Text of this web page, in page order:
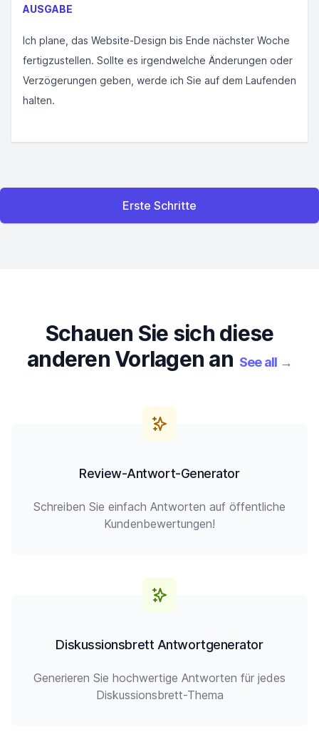
AUSGABE
Ich plane, das Website-Design bis Ende nächster Woche
fertigzustellen. Sollte es irgendwelche Änderungen oder
Verzögerungen geben, werde ich Sie auf dem Laufenden
halten.
Erste Schritte
Schauen Sie sich diese
anderen Vorlagen an See all →
Review-Antwort-Generator
Schreiben Sie einfach Antworten auf öffentliche
Kundenbewertungen!
Diskussionsbrett Antwortgenerator
Generieren Sie hochwertige Antworten für jedes
Diskussionsbrett-Thema